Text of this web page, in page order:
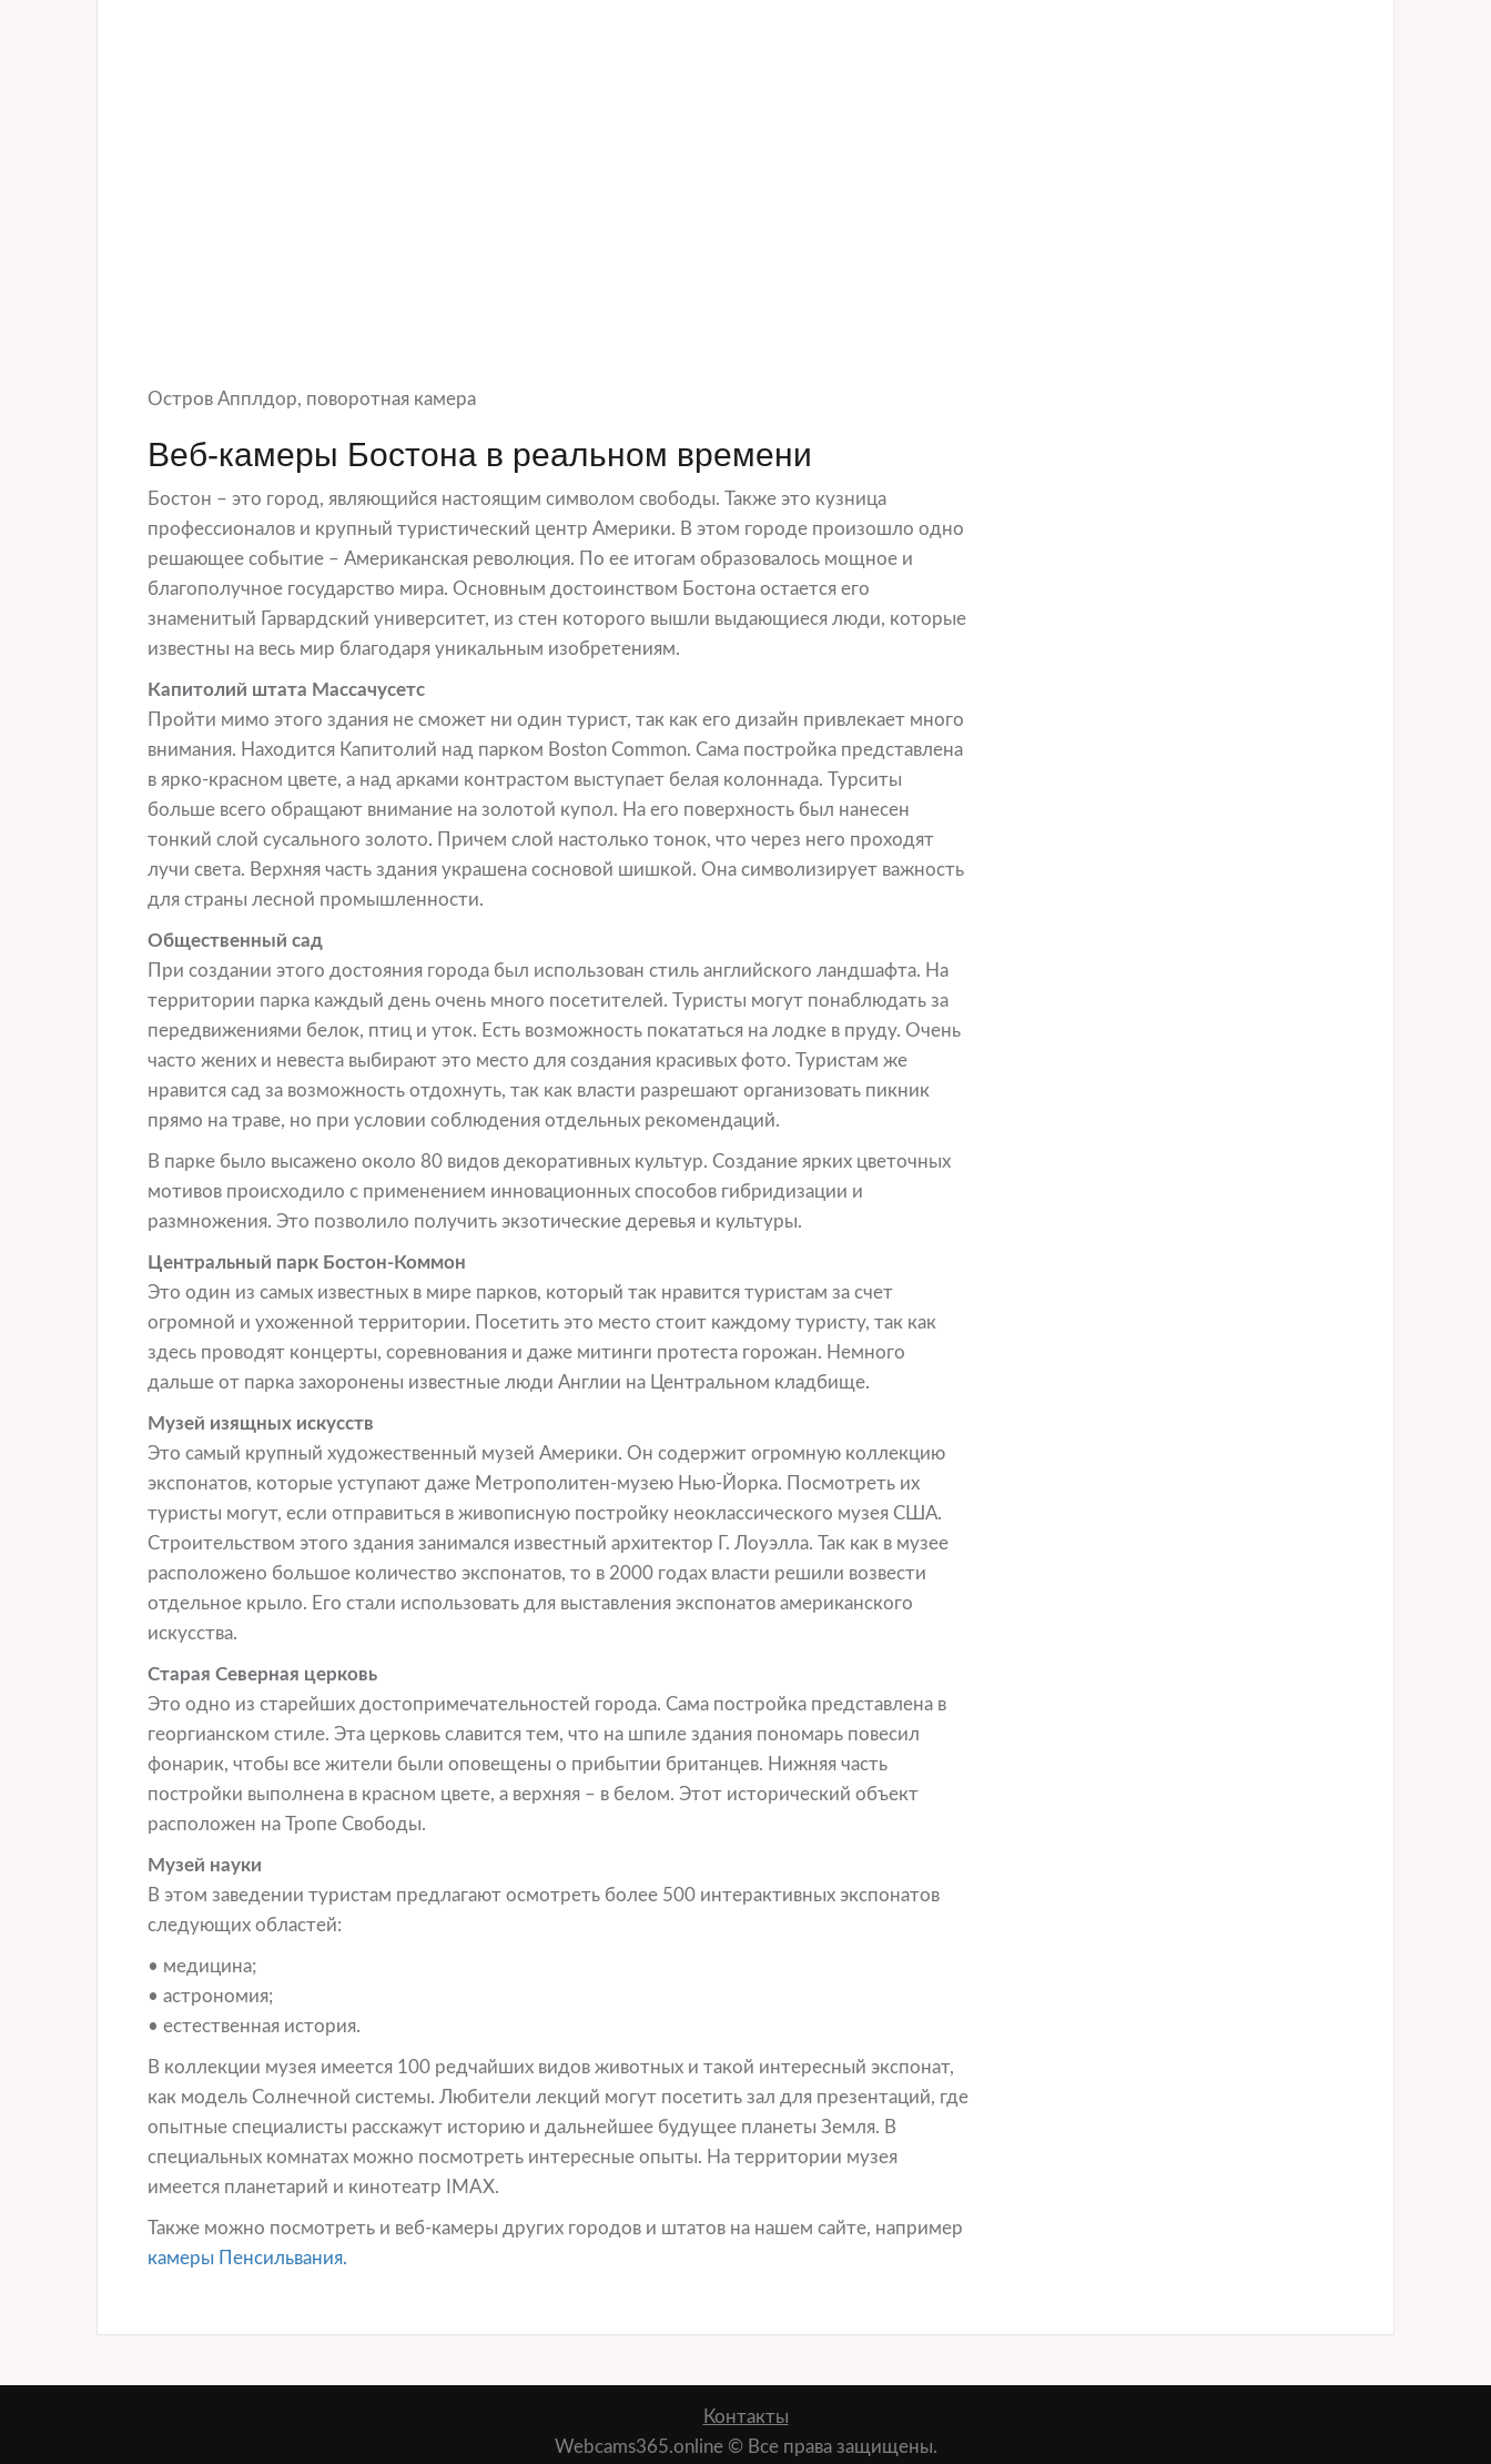
Остров Апплдор, поворотная камера
Веб-камеры Бостона в реальном времени
Бостон – это город, являющийся настоящим символом свободы. Также это кузница
профессионалов и крупный туристический центр Америки. В этом городе произошло одно
решающее событие – Американская революция. По ее итогам образовалось мощное и
благополучное государство мира. Основным достоинством Бостона остается его
знаменитый Гарвардский университет, из стен которого вышли выдающиеся люди, которые
известны на весь мир благодаря уникальным изобретениям.
Капитолий штата Массачусетс
Пройти мимо этого здания не сможет ни один турист, так как его дизайн привлекает много
внимания. Находится Капитолий над парком Boston Common. Сама постройка представлена
в ярко-красном цвете, а над арками контрастом выступает белая колоннада. Турситы
больше всего обращают внимание на золотой купол. На его поверхность был нанесен
тонкий слой сусального золото. Причем слой настолько тонок, что через него проходят
лучи света. Верхняя часть здания украшена сосновой шишкой. Она символизирует важность
для страны лесной промышленности.
Общественный сад
При создании этого достояния города был использован стиль английского ландшафта. На
территории парка каждый день очень много посетителей. Туристы могут понаблюдать за
передвижениями белок, птиц и уток. Есть возможность покататься на лодке в пруду. Очень
часто жених и невеста выбирают это место для создания красивых фото. Туристам же
нравится сад за возможность отдохнуть, так как власти разрешают организовать пикник
прямо на траве, но при условии соблюдения отдельных рекомендаций.
В парке было высажено около 80 видов декоративных культур. Создание ярких цветочных
мотивов происходило с применением инновационных способов гибридизации и
размножения. Это позволило получить экзотические деревья и культуры.
Центральный парк Бостон-Коммон
Это один из самых известных в мире парков, который так нравится туристам за счет
огромной и ухоженной территории. Посетить это место стоит каждому туристу, так как
здесь проводят концерты, соревнования и даже митинги протеста горожан. Немного
дальше от парка захоронены известные люди Англии на Центральном кладбище.
Музей изящных искусств
Это самый крупный художественный музей Америки. Он содержит огромную коллекцию
экспонатов, которые уступают даже Метрополитен-музею Нью-Йорка. Посмотреть их
туристы могут, если отправиться в живописную постройку неоклассического музея США.
Строительством этого здания занимался известный архитектор Г. Лоуэлла. Так как в музее
расположено большое количество экспонатов, то в 2000 годах власти решили возвести
отдельное крыло. Его стали использовать для выставления экспонатов американского
искусства.
Старая Северная церковь
Это одно из старейших достопримечательностей города. Сама постройка представлена в
георгианском стиле. Эта церковь славится тем, что на шпиле здания пономарь повесил
фонарик, чтобы все жители были оповещены о прибытии британцев. Нижняя часть
постройки выполнена в красном цвете, а верхняя – в белом. Этот исторический объект
расположен на Тропе Свободы.
Музей науки
В этом заведении туристам предлагают осмотреть более 500 интерактивных экспонатов
следующих областей:
• медицина;
• астрономия;
• естественная история.
В коллекции музея имеется 100 редчайших видов животных и такой интересный экспонат,
как модель Солнечной системы. Любители лекций могут посетить зал для презентаций, где
опытные специалисты расскажут историю и дальнейшее будущее планеты Земля. В
специальных комнатах можно посмотреть интересные опыты. На территории музея
имеется планетарий и кинотеатр IMAX.
Также можно посмотреть и веб-камеры других городов и штатов на нашем сайте, например
камеры Пенсильвания.
Контакты
Webcams365.online © Все права защищены.